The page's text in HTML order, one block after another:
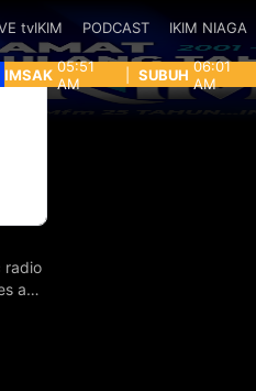
tvIKIM PODCAST IKIM NIAGA
IMSAK 05:51
AM
SUBUH 06:01
AM
radio
and